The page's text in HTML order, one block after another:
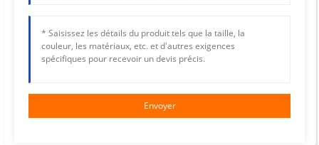
Envoyer